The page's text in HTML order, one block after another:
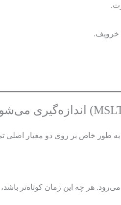
خروپف.
طور خاص بر روی دو معیار اصلی
هر چه این زمان کوتاه‌تر